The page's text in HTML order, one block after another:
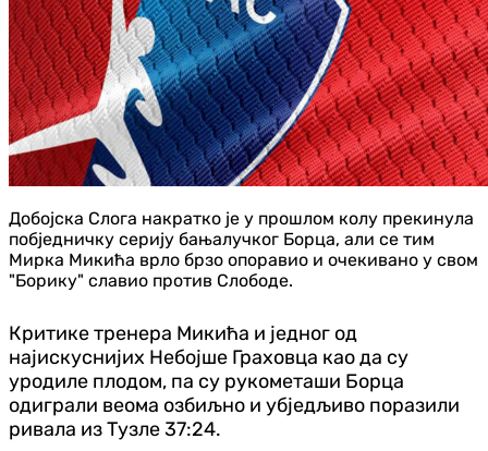
Добојска Слога накратко је у прошлом колу прекинула
побједничку серију бањалучког Борца, али се тим
Мирка Микића врло брзо опоравио и очекивано у свом
"Борику" славио против Слободе.
Критике тренера Микића и једног од
најискуснијих Небојше Граховца као да су
уродиле плодом, па су рукометаши Борца
одиграли веома озбиљно и убједљиво поразили
ривала из Тузле 37:24.